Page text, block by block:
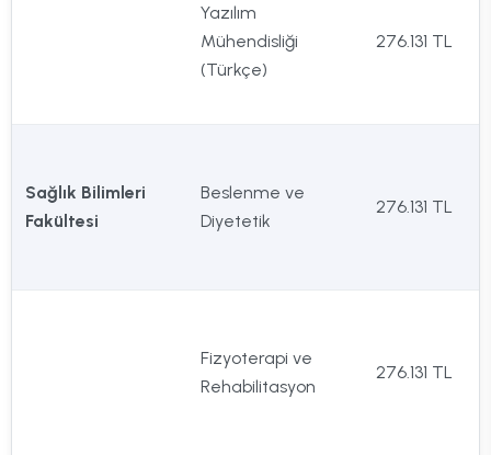
Yazılım
Mühendisliği
(Türkçe)
276.131 TL
Sağlık Bilimleri
Fakültesi
Beslenme ve
Diyetetik
276.131 TL
Fizyoterapi ve
Rehabilitasyon
276.131 TL